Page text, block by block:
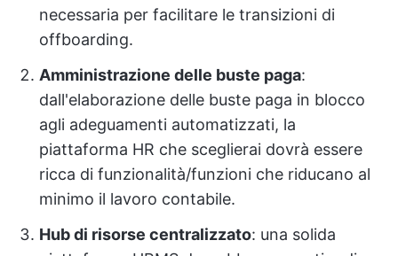
necessaria per facilitare le transizioni di
offboarding.
Amministrazione delle buste paga:
dall'elaborazione delle buste paga in blocco
agli adeguamenti automatizzati, la
piattaforma HR che sceglierai dovrà essere
ricca di funzionalità/funzioni che riducano al
minimo il lavoro contabile.
Hub di risorse centralizzato: una solida